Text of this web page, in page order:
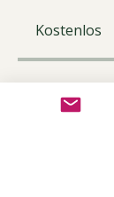
Kostenlos
Teilen